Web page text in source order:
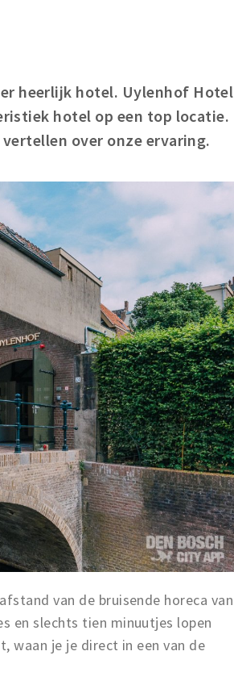
heerlijk hotel. Uylenhof Hotel
hotel op een top locatie.
over onze ervaring.
van de bruisende horeca van
en slechts tien minuutjes lopen
waan je je direct in een van de